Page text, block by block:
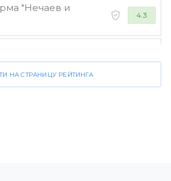
"Нечаев и
4.3
НА СТРАНИЦУ РЕЙТИНГА